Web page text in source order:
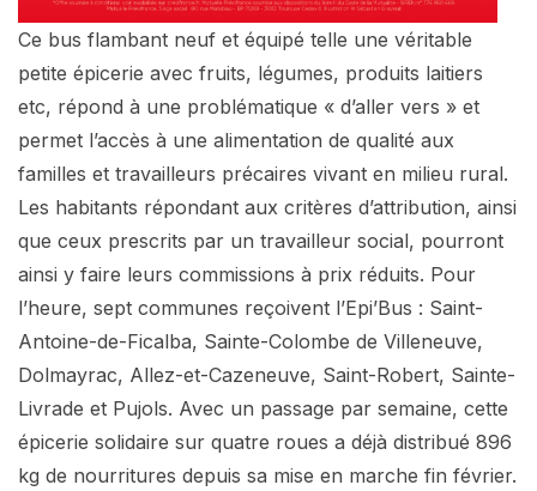
Ce bus flambant neuf et équipé telle une véritable
petite épicerie avec fruits, légumes, produits laitiers
etc, répond à une problématique « d’aller vers » et
permet l’accès à une alimentation de qualité aux
familles et travailleurs précaires vivant en milieu rural.
Les habitants répondant aux critères d’attribution, ainsi
que ceux prescrits par un travailleur social, pourront
ainsi y faire leurs commissions à prix réduits. Pour
l’heure, sept communes reçoivent l’Epi’Bus : Saint-
Antoine-de-Ficalba, Sainte-Colombe de Villeneuve,
Dolmayrac, Allez-et-Cazeneuve, Saint-Robert, Sainte-
Livrade et Pujols. Avec un passage par semaine, cette
épicerie solidaire sur quatre roues a déjà distribué 896
kg de nourritures depuis sa mise en marche fin février.